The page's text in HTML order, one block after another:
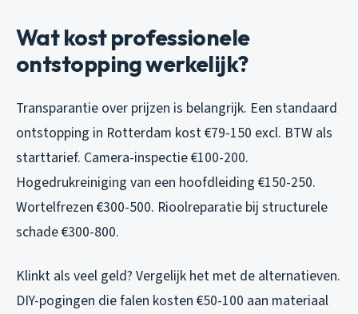
Wat kost professionele
ontstopping werkelijk?
Transparantie over prijzen is belangrijk. Een standaard
ontstopping in Rotterdam kost €79-150 excl. BTW als
starttarief. Camera-inspectie €100-200.
Hogedrukreiniging van een hoofdleiding €150-250.
Wortelfrezen €300-500. Rioolreparatie bij structurele
schade €300-800.
Klinkt als veel geld? Vergelijk het met de alternatieven.
DIY-pogingen die falen kosten €50-100 aan materiaal